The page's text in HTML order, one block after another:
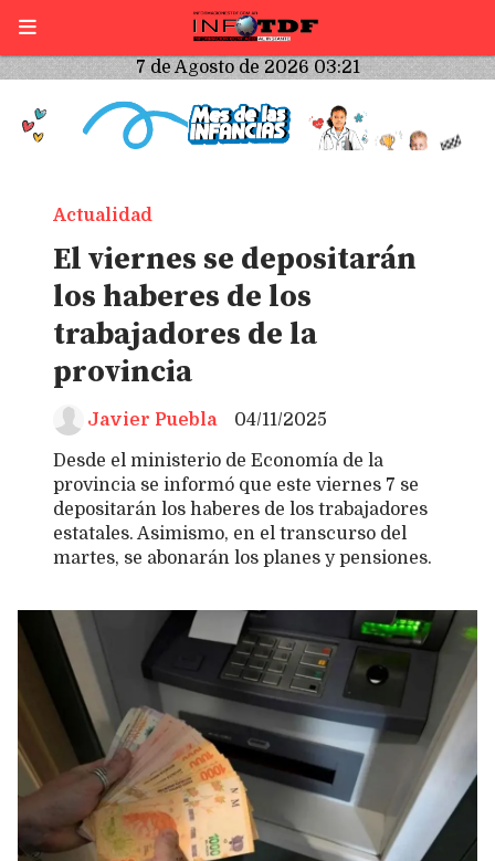
7 de Agosto de 2026 03:21
El viernes se depositarán
los haberes de los
trabajadores de la
provincia
Desde el ministerio de Economía de la
provincia se informó que este viernes 7 se
depositarán los haberes de los trabajadores
estatales. Asimismo, en el transcurso del
martes, se abonarán los planes y pensiones.
Actualidad
04/11/2025
Javier Puebla